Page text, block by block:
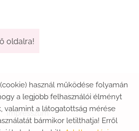
oldalra!
Adatkezelési tájékoztató
Impresszum
használ működése folyamán
a legjobb felhasználói élményt
valamint a látogatottság mérése
bármikor letilthatja! Erről